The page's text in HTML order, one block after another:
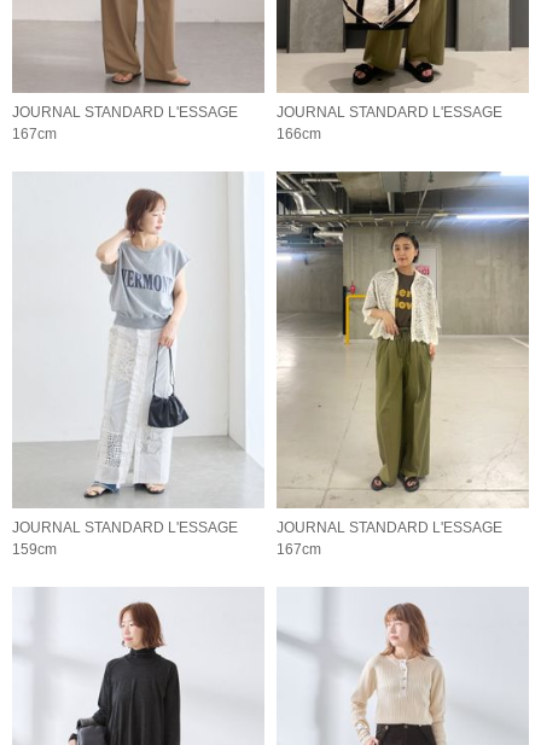
JOURNAL STANDARD L'ESSAGE
167cm
JOURNAL STANDARD L'ESSAGE
166cm
JOURNAL STANDARD L'ESSAGE
159cm
JOURNAL STANDARD L'ESSAGE
167cm